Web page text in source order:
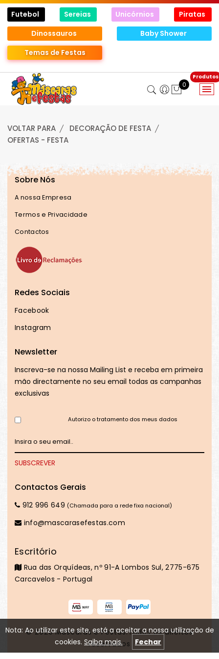
Nota: Ao utilizar este site, está a aceitar a nossa utilização de
cookies. Saiba mais. Fechar
Futebol Sereias Unicórnios
Piratas
Dinossauros
Baby Shower
Temas de Festas
0
VOLTAR PARA
DECORAÇÃO DE FESTA
OFERTAS - FESTA
Sobre Nós
A nossa Empresa
Termos e Privacidade
Contactos
Redes Sociais
Facebook
Instagram
Newsletter
Inscreva-se na nossa Mailing List e receba em primeira
mão directamente no seu email todas as campanhas
exclusivas
Autorizo o tratamento dos meus dados
Contactos Gerais
912 996 649 (Chamada para a rede fixa nacional)
info@mascarasefestas.com
Escritório
Rua das Orquídeas, nº 91-A Lombos Sul, 2775-675
Carcavelos - Portugal
© 2020Máscaras e Festas.Todos os direitos
reservados